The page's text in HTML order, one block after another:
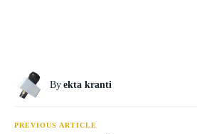
By ekta kranti
PREVIOUS ARTICLE